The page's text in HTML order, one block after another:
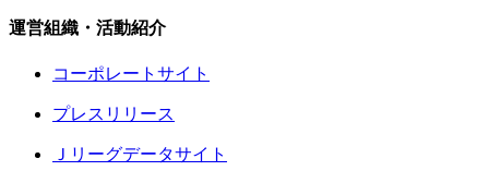
運営組織・活動紹介
コーポレートサイト
プレスリリース
Ｊリーグデータサイト